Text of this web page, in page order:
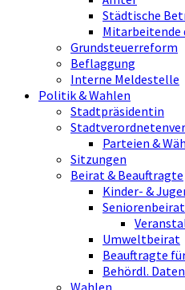
Städtische
Mitarbeitende
Grundsteuerreform
Beflaggung
Interne Meldestelle
Politik & Wahlen
Stadtpräsidentin
Parteien &
Sitzungen
Beirat & Beauftragte
Kinder- &
Seniorenbeirat
Umweltbeirat
Beauftragte
Behördl.
Wahlen